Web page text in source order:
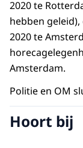
2020 te
hebben
2020 te
Amsterdam.
Politie en OM
Hoort bij